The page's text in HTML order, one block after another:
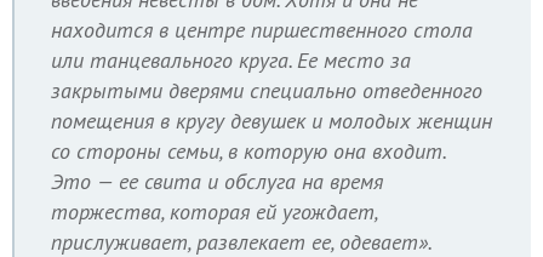
находится в центре пиршественного стола
или танцевального круга. Ее место за
закрытыми дверями специально отведенного
помещения в кругу девушек и молодых женщин
со стороны семьи, в которую она входит.
Это — ее свита и обслуга на время
торжества, которая ей угождает,
прислуживает, развлекает ее, одевает».